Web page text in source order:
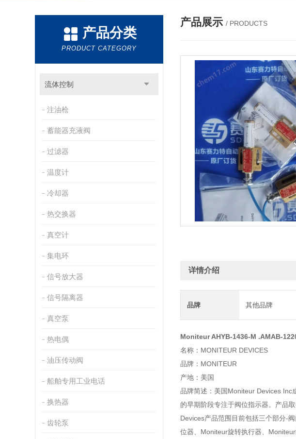
产品分类
PRODUCT CATEGORY
流体控制
注油枪
蓄能器充液阀
过滤器
温度计
冷却器
热交换器
真空计
集电环
信号放大器
信号隔离器
真空泵
热电偶
油压传动阀
船舶专用工业电话
换热器
齿轮泵
产品展示 / PRODUCTS
详情介绍
品牌 其他品牌
Moniteur AHYB-1436-M .AMAB-
名称：MONITEUR DEVICES
品牌：MONITEUR
产地：美国
品牌简述：美国Moniteur Devices Inc
的早期阶段专注于阀位指示器。产品
Devices产品范围目前包括三个部分-
位器、Moniteur旋转执行器、